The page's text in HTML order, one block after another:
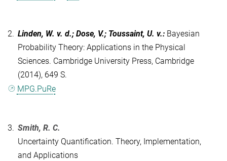
2. Linden, W. v. d.; Dose, V.; Toussaint, U. v.: Bayesian
Probability Theory: Applications in the Physical
Sciences. Cambridge University Press, Cambridge
(2014), 649 S.
MPG.PuRe
3. Smith, R. C.
Uncertainty Quantification. Theory, Implementation,
and Applications